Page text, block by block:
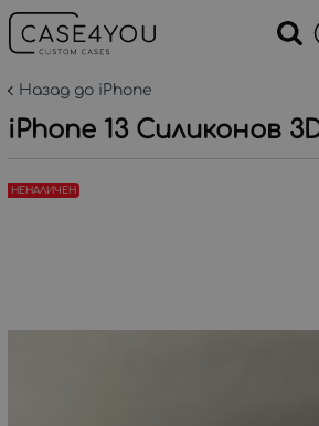
Назад до iPhone
iPhone 13 Силиконов
НЕНАЛИЧЕН